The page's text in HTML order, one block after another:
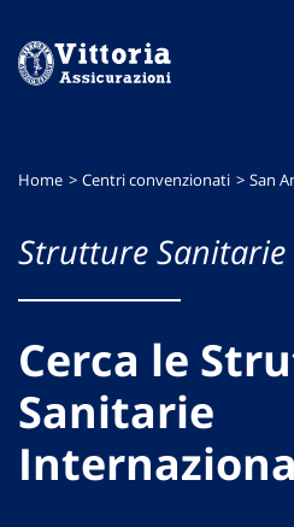
menu
contenuto
footer
Home Centri convenzionati San
Strutture
Cerca le
Sanitarie